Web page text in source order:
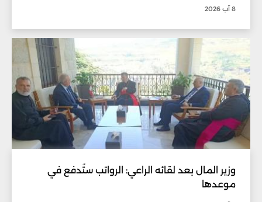
8 آب 2026
وزير المال بعد لقائه الراعي: الرواتب ستُدفع في
موعدها